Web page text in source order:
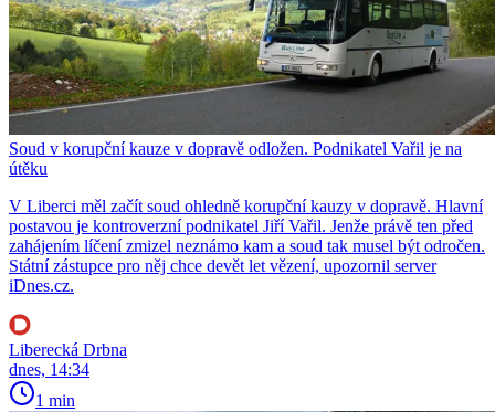
Soud v korupční kauze v dopravě odložen. Podnikatel Vařil je na
útěku
V Liberci měl začít soud ohledně korupční kauzy v dopravě. Hlavní
postavou je kontroverzní podnikatel Jiří Vařil. Jenže právě ten před
zahájením líčení zmizel neznámo kam a soud tak musel být odročen.
Státní zástupce pro něj chce devět let vězení, upozornil server
iDnes.cz.
Liberecká Drbna
dnes, 14:34
1 min